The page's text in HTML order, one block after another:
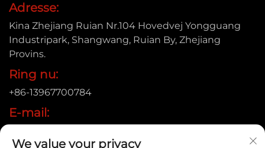
Adresse:
Kina Zhejiang Ruian Nr.104 Hovedvej Yongguang
Industripark, Shangwang, Ruian By, Zhejiang
Provins.
Ring nu:
+86-13967700784
E-mail:
We value your privacy